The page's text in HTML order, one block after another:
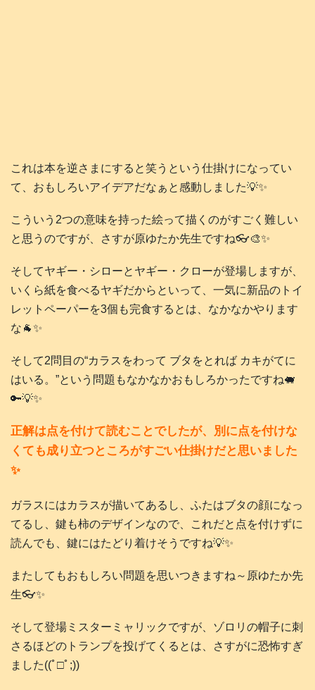
これは本を逆さまにすると笑うという仕掛けになってい
て、おもしろいアイデアだなぁと感動しました💡✨
こういう2つの意味を持った絵って描くのがすごく難しい
と思うのですが、さすが原ゆたか先生ですね👓️🎨✨
そしてヤギー・シローとヤギー・クローが登場しますが、
いくら紙を食べるヤギだからといって、一気に新品のトイ
レットペーパーを3個も完食するとは、なかなかやります
な🐐✨
そして2問目の“カラスをわって ブタをとれば カキがてに
はいる。”という問題もなかなかおもしろかったですね🐖
🔑💡✨
正解は点を付けて読むことでしたが、別に点を付けな
くても成り立つところがすごい仕掛けだと思いました
✨
ガラスにはカラスが描いてあるし、ふたはブタの顔になっ
てるし、鍵も柿のデザインなので、これだと点を付けずに
読んでも、鍵にはたどり着けそうですね💡✨
またしてもおもしろい問題を思いつきますね～原ゆたか先
生👓️✨
そして登場ミスターミャリックですが、ゾロリの帽子に刺
さるほどのトランプを投げてくるとは、さすがに恐怖すぎ
ました((ﾟ□ﾟ;))